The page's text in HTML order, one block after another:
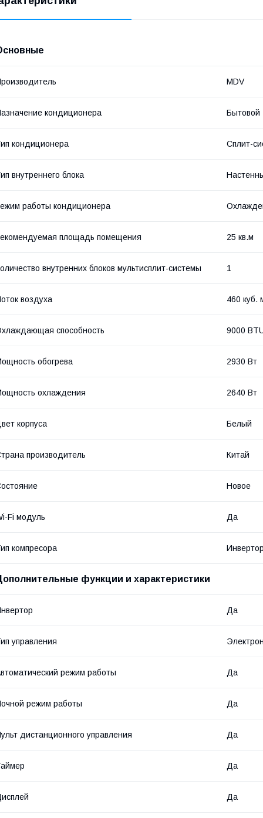
MDV
кондиционера Бытовой
кондиционера Сплит-
внутреннего блока
работы кондиционера
площадь помещения 25 кв.м
внутренних блоков мультисплит-системы 1
воздуха 460 куб.
способность 9000
обогрева 2930 Вт
охлаждения 2640 Вт
корпуса Белый
производитель Китай
Новое
Fi модуль Да
компресора
функции и характеристики
Да
управления
режим работы Да
режим работы Да
дистанционного управления Да
Да
Да